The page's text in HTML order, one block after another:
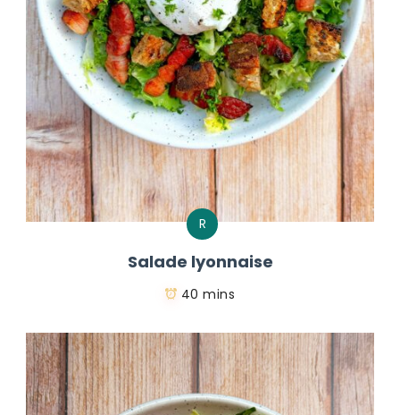
R
Salade lyonnaise
40 mins